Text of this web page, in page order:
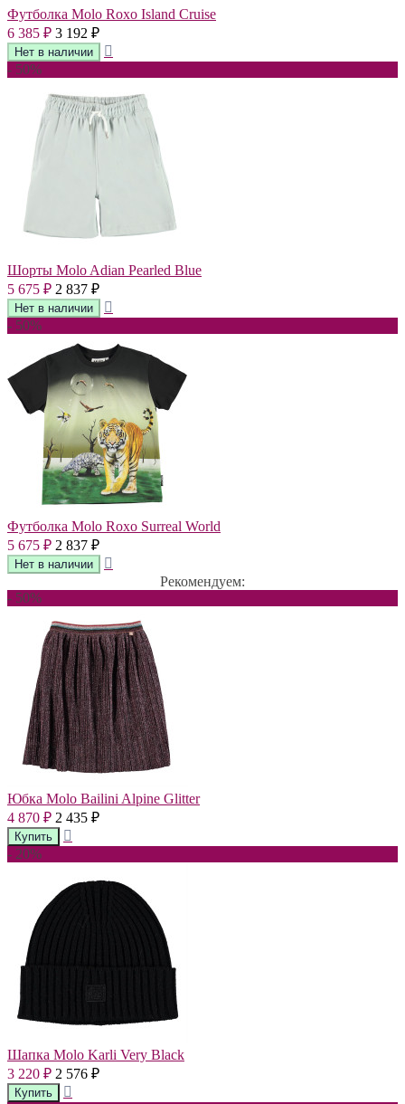
Футболка Molo Roxo Island Cruise
6 385 ₽ 3 192 ₽
- 50%
Шорты Molo Adian Pearled Blue
5 675 ₽ 2 837 ₽
- 50%
Футболка Molo Roxo Surreal World
5 675 ₽ 2 837 ₽
Рекомендуем:
- 50%
Юбка Molo Bailini Alpine Glitter
4 870 ₽ 2 435 ₽
- 20%
Шапка Molo Karli Very Black
3 220 ₽ 2 576 ₽